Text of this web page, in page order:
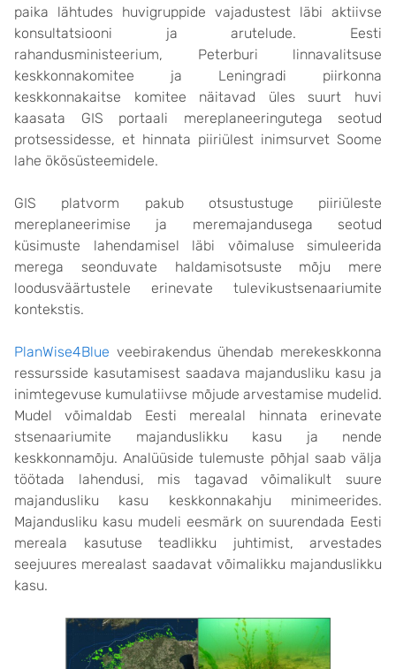
paika lähtudes huvigruppide vajadustest läbi aktiivse
konsultatsiooni ja arutelude. Eesti
rahandusministeerium, Peterburi linnavalitsuse
keskkonnakomitee ja Leningradi piirkonna
keskkonnakaitse komitee näitavad üles suurt huvi
kaasata GIS portaali mereplaneeringutega seotud
protsessidesse, et hinnata piiriülest inimsurvet Soome
lahe ökösüsteemidele.
GIS platvorm pakub otsustustuge piiriüleste
mereplaneerimise ja meremajandusega seotud
küsimuste lahendamisel läbi võimaluse simuleerida
merega seonduvate haldamisotsuste mõju mere
loodusväärtustele erinevate tulevikustsenaariumite
kontekstis.
PlanWise4Blue veebirakendus ühendab merekeskkonna
ressursside kasutamisest saadava majandusliku kasu ja
inimtegevuse kumulatiivse mõjude arvestamise mudelid.
Mudel võimaldab Eesti merealal hinnata erinevate
stsenaariumite majanduslikku kasu ja nende
keskkonnamõju. Analüüside tulemuste põhjal saab välja
töötada lahendusi, mis tagavad võimalikult suure
majandusliku kasu keskkonnakahju minimeerides.
Majandusliku kasu mudeli eesmärk on suurendada Eesti
mereala kasutuse teadlikku juhtimist, arvestades
seejuures merealast saadavat võimalikku majanduslikku
kasu.